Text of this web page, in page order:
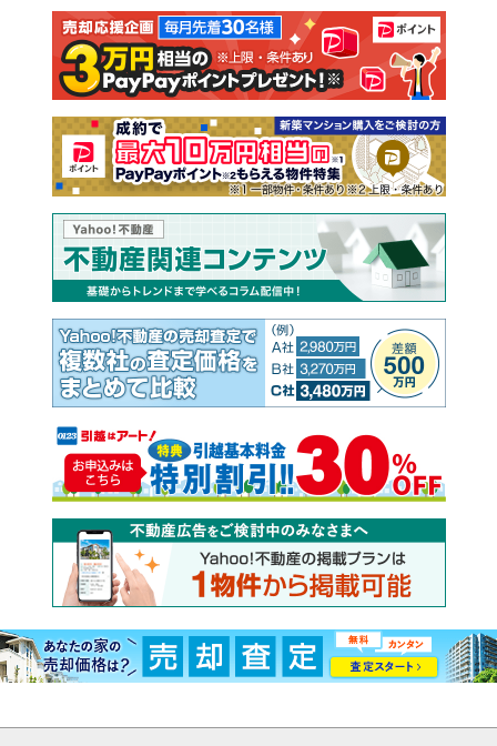
注文住宅 土地
売却査定